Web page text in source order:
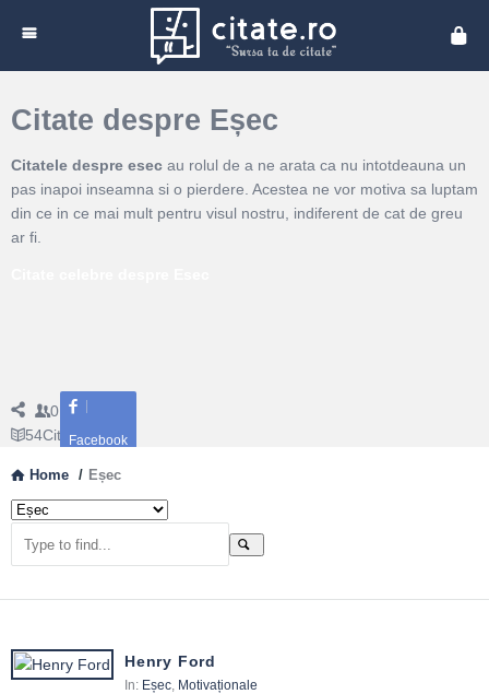
Citate despre Eșec
Citatele despre esec au rolul de a ne arata ca nu intotdeauna un
pas inapoi inseamna si o pierdere. Acestea ne vor motiva sa luptam
din ce in ce mai mult pentru visul nostru, indiferent de cat de greu
ar fi.
Facebook
0 Followers
54Citate
Home / Eșec
Henry Ford
In: Eșec, Motivaționale